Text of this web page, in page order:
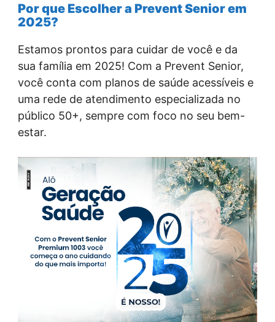
Por que Escolher a Prevent Senior em
2025?
Estamos prontos para cuidar de você e da
sua família em 2025! Com a Prevent Senior,
você conta com planos de saúde acessíveis e
uma rede de atendimento especializada no
público 50+, sempre com foco no seu bem-
estar.